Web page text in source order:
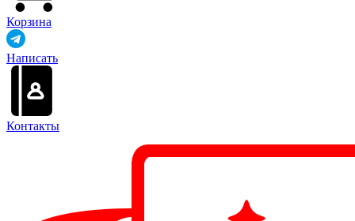
Корзина
Написать
Контакты